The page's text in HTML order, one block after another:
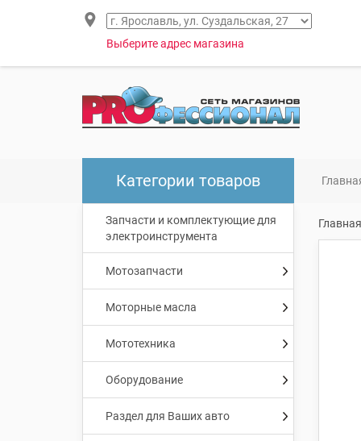
Выберите адрес магазина
Категории товаров
Запчасти и комплектующие для
электроинструмента
Мотозапчасти
Моторные масла
Мототехника
Оборудование
Раздел для Ваших авто
Главная